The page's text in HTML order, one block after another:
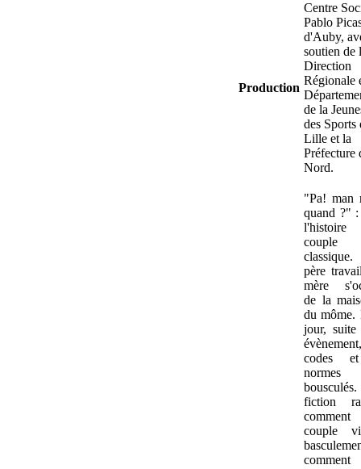
Production
Centre
Pablo
d'Auby,
soutien de
Direction
Régionale
de la
des Sports
Lille et la
Préfecture
Nord.
"Pa! man
quand ?" :
l'histoire
couple
père
mère
de la
du môme.
jour,
codes
normes
bousculés.
fiction
couple